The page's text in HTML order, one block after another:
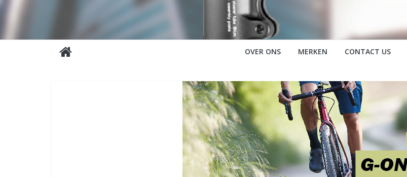
OVER ONS MERKEN CONTACT US